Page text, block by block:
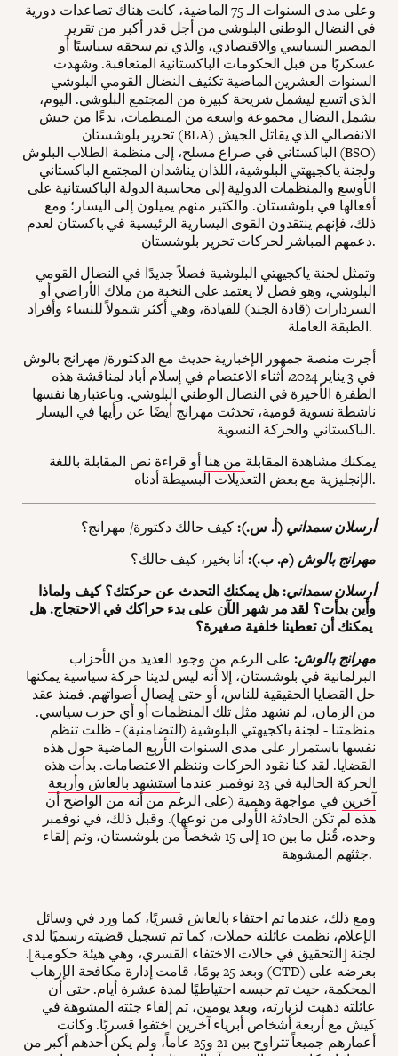
وعلى مدى السنوات الـ 75 الماضية، كانت هناك تصاعدات دورية
في النضال الوطني البلوشي من أجل قدر أكبر من تقرير
المصير السياسي والاقتصادي، والذي تم سحقه سياسيًا أو
عسكريًا من قبل الحكومات الباكستانية المتعاقبة. وشهدت
السنوات العشرين الماضية تكثيف النضال القومي البلوشي
الذي اتسع ليشمل شريحة كبيرة من المجتمع البلوشي. اليوم،
يشمل النضال مجموعة واسعة من المنظمات، بدءًا من جيش
تحرير بلوشستان (BLA) الانفصالي الذي يقاتل الجيش
الباكستاني في صراع مسلح، إلى منظمة الطلاب البلوش (BSO)
ولجنة ياكجيهتي البلوشية، اللذان يناشدان المجتمع الباكستاني
الأوسع والمنظمات الدولية إلى محاسبة الدولة الباكستانية على
أفعالها في بلوشستان. والكثير منهم يميلون إلى اليسار؛ ومع
ذلك، فإنهم ينتقدون القوى اليسارية الرئيسية في باكستان لعدم
دعمهم المباشر لحركات تحرير بلوشستان.
وتمثل لجنة ياكجيهتي البلوشية فصلاً جديدًا في النضال القومي
البلوشي، وهو فصل لا يعتمد على النخبة من ملاك الأراضي أو
السردارات (قادة الجند) للقيادة، وهي أكثر شمولاً للنساء وأفراد
الطبقة العاملة.
أجرت منصة جمهور الإخبارية حديث مع الدكتورة/ مهرانج بالوش
في 3 يناير 2024، أثناء الاعتصام في إسلام أباد لمناقشة هذه
الطفرة الأخيرة في النضال الوطني البلوشي. وباعتبارها نفسها
ناشطة نسوية قومية، تحدثت مهرانج أيضًا عن رأيها في اليسار
الباكستاني والحركة النسوية.
يمكنك مشاهدة المقابلة من هنا أو قراءة نص المقابلة باللغة
الإنجليزية مع بعض التعديلات البسيطة أدناه.
أرسلان سمداني (أ. س.):كيف حالك دكتورة/ مهرانج؟
مهرانج بالوش (م. ب.):أنا بخير، كيف حالك؟
أرسلان سمداني: هل يمكنك التحدث عن حركتك؟ كيف ولماذا
وأين بدأت؟ لقد مر شهر الآن على بدء حراكك في الاحتجاج. هل
يمكنك أن تعطينا خلفية صغيرة؟
مهرانج بالوش:على الرغم من وجود العديد من الأحزاب
البرلمانية في بلوشستان، إلا أنه ليس لدينا حركة سياسية يمكنها
حل القضايا الحقيقية للناس، أو حتى إيصال أصواتهم. فمنذ عقد
من الزمان، لم نشهد مثل تلك المنظمات أو أي حزب سياسي.
منظمتنا - لجنة ياكجيهتي البلوشية (التضامنية) - ظلت تنظم
نفسها باستمرار على مدى السنوات الأربع الماضية حول هذه
القضايا. لقد كنا نقود الحركات وننظم الاعتصامات. بدأت هذه
الحركة الحالية في 23 نوفمبر عندما
استشهد بالعاش وأربعة
آخرين في مواجهة وهمية (على الرغم من أنه من الواضح أن
هذه لم تكن الحادثة الأولى من نوعها). وقبل ذلك، في نوفمبر
وحده، قُتل ما بين 10 إلى 15 شخصاً من بلوشستان، وتم إلقاء
جثثهم المشوهة.
ومع ذلك، عندما تم اختفاء بالعاش قسريًا، كما ورد في وسائل
الإعلام، نظمت عائلته حملات، كما تم تسجيل قضيته رسميًا لدى
لجنة [التحقيق في حالات الاختفاء القسري، وهي هيئة حكومية].
وبعد 25 يومًا، قامت إدارة مكافحة الإرهاب (CTD) بعرضه على
المحكمة، حيث تم حبسه احتياطيًا لمدة عشرة أيام. حتى أن
عائلته ذهبت لزيارته، وبعد يومين، تم إلقاء جثته المشوهة في
كيش مع أربعة أشخاص أبرياء آخرين اختفوا قسريًا. وكانت
أعمارهم جميعاً تتراوح بين 21 و25 عاماً، ولم يكن أحدهم أكبر من